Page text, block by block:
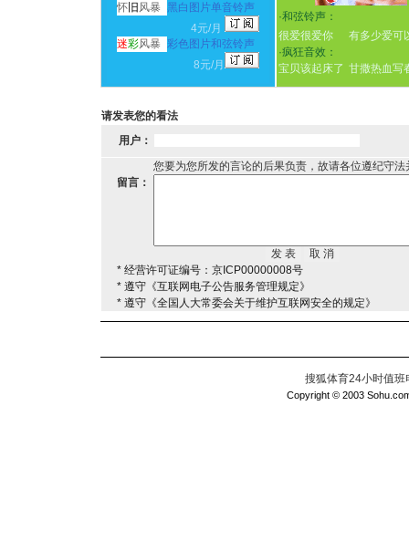
怀 旧 风暴
黑白图片单音铃声
4元/月
迷彩风暴 彩色图片和弦铃声
8元/月
·和弦铃声：
很爱很爱你
有多少爱可
·疯狂音效：
宝贝该起床了 甘撒热血写
请发表您的看法
用户：
您要为您所发的言论的后果负责，故请各位遵纪守
留言：
* 经营许可证编号：京ICP00000008号
* 遵守《互联网电子公告服务管理规定》
* 遵守《全国人大常委会关于维护互联网安全的规定》
搜狐体育24小时值
Copyright © 2003